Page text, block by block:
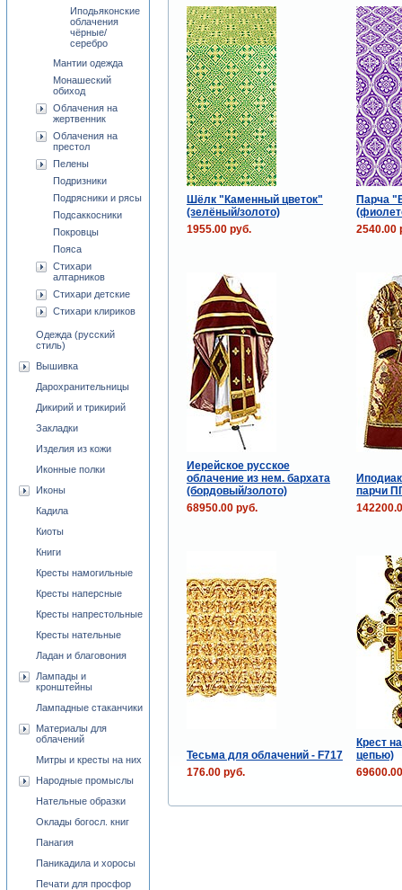
Шёлк "Каменный цветок"
(зелёный/золото)
Парча
1955.00 руб.
2540.00
Иерейское русское
облачение из нем. бархата
(бордовый/золото)
парчи
68950.00 руб.
Тесьма для облачений - F717
Крест
цепью)
176.00 руб.
Иподьяконские
облачения
чёрные/
серебро
Мантии одежда
Монашеский
обиход
Облачения на
жертвенник
Облачения на
престол
Пелены
Подризники
Подрясники и рясы
Подсаккосники
Покровцы
Пояса
Стихари
алтарников
Стихари детские
Стихари клириков
Одежда (русский
стиль)
Вышивка
Дарохранительницы
Дикирий и трикирий
Закладки
Изделия из кожи
Иконные полки
Иконы
Кадила
Киоты
Книги
Кресты намогильные
Кресты наперсные
Кресты напрестольные
Кресты нательные
Ладан и благовония
Лампады и
кронштейны
Лампадные стаканчики
Материалы для
облачений
Митры и кресты на них
Народные промыслы
Нательные образки
Оклады богосл. книг
Панагия
Паникадила и хоросы
Печати для просфор